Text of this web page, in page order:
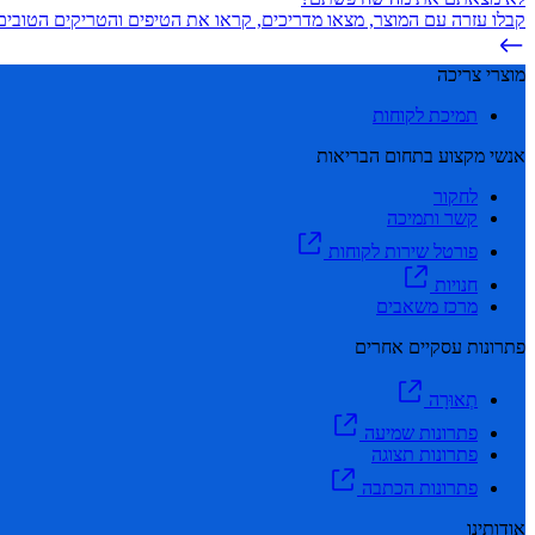
קבלו עזרה עם המוצר, מצאו מדריכים, קראו את הטיפים והטריקים
מוצרי צריכה
תמיכת לקוחות
אנשי מקצוע בתחום הבריאות
לחקור
קשר ותמיכה
פורטל שירות לקוחות
חנויות
מרכז משאבים
פתרונות עסקיים אחרים
תְאוּרָה
פתרונות שמיעה
פתרונות תצוגה
פתרונות הכתבה
אודותינו